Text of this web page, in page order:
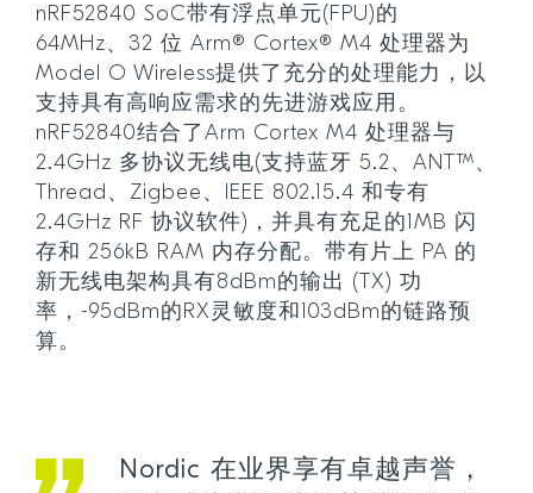
nRF52840 SoC带有浮点单元(FPU)的
64MHz、32 位 Arm® Cortex® M4 处理器为
Model O Wireless提供了充分的处理能力，以
支持具有高响应需求的先进游戏应用。
nRF52840结合了Arm Cortex M4 处理器与
2.4GHz 多协议无线电(支持蓝牙 5.2、ANT™、
Thread、Zigbee、IEEE 802.15.4 和专有
2.4GHz RF 协议软件)，并具有充足的1MB 闪
存和 256kB RAM 内存分配。带有片上 PA 的
新无线电架构具有8dBm的输出 (TX) 功
率，-95dBm的RX灵敏度和103dBm的链路预
算。
Nordic 在业界享有卓越声誉，